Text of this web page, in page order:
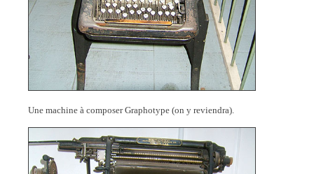
Une machine à composer Graphotype (on y reviendra).